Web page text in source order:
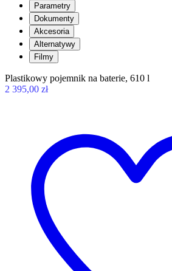
Parametry
Dokumenty
Akcesoria
Alternatywy
Filmy
Plastikowy pojemnik na baterie, 610 l
2 395,00 zł